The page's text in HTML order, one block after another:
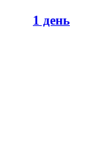
1 день